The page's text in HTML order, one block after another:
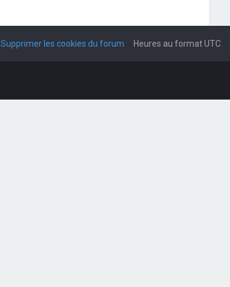
Heures au formatUTC
Supprimer les cookies du forum